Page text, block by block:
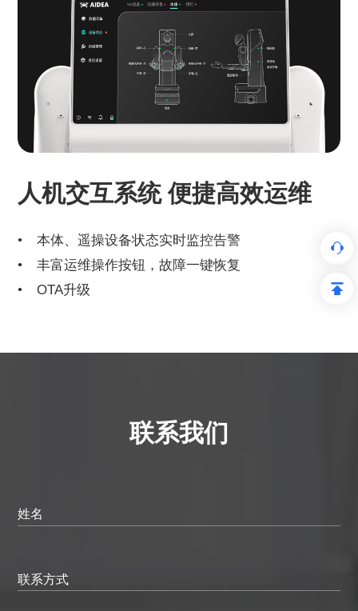
人机交互系统 便捷高效运维
本体、遥操设备状态实时监控告警
丰富运维操作按钮，故障一键恢复
OTA升级
联系我们
姓名
联系方式